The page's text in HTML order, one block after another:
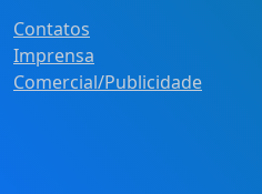
Contatos
Imprensa
Comercial/Publicidade